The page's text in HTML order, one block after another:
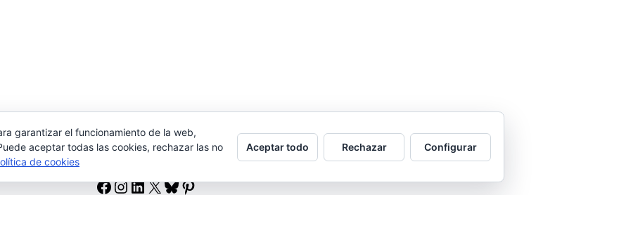
Facebook
Instagram
LinkedIn
X Bluesky
Pinterest
garantizar el funcionamiento de la web,
aceptar todas las cookies, rechazar las no
de cookies
Aceptar todo Rechazar Configurar